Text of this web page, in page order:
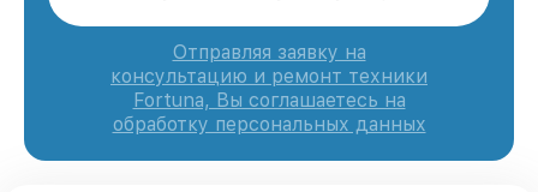
Отправляя заявку на
консультацию и ремонт техники
Fortuna, Вы соглашаетесь на
обработку персональных данных